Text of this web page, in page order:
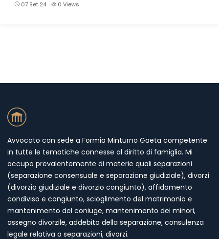
07 Set 24
0 Views
Avvocato con sede a Formia Minturno Gaeta competente
in tutte le tematiche connesse al diritto di famiglia. Mi
occupo prevalentemente di materie quali separazioni
(separazione consensuale e separazione giudiziale), divorzi
(divorzio giudiziale e divorzio congiunto), affidamento
condiviso e congiunto, scioglimento del matrimonio e
mantenimento del coniuge, mantenimento dei minori,
assegno divorzile, addebito della separazione, consulenza
legale relativa a separazioni, divorzi.